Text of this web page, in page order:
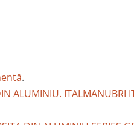
.
ALUMINIU. ITALMANUBRI